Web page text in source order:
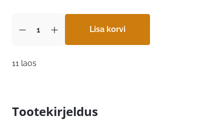
Lisa korvi
11 laos
Tootekirjeldus